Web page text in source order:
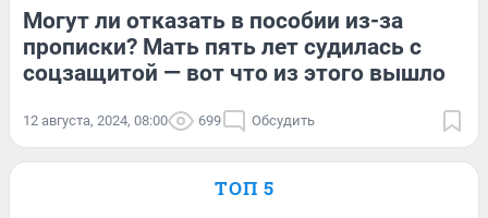
Могут ли отказать в пособии из-за
прописки? Мать пять лет судилась с
соцзащитой — вот что из этого вышло
12 августа, 2024, 08:00 699 Обсудить
ТОП 5